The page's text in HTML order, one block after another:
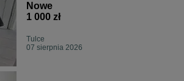
Nowe
1 000 zł
Tulce
07 sierpnia 2026